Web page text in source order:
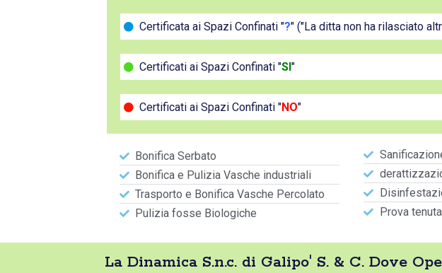
Certificata ai Spazi Confinati "?" ("La ditta non ha rilasciato
Certificati ai Spazi Confinati "SI"
Certificati ai Spazi Confinati "NO"
Bonifica Serbato
Bonifica e Pulizia Vasche industriali
Trasporto e Bonifica Vasche Percolato
Pulizia fosse Biologiche
Prova
La Dinamica S.n.c. di Galipo' S. & C. Dove